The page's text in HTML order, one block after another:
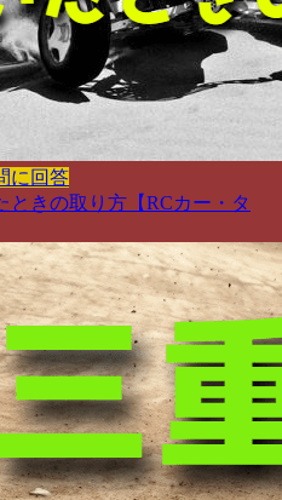
に回答
ときの取り方【RCカー・タ